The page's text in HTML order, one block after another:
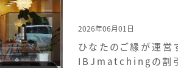
2026年06月01日
ひなたのご縁が運営
IBJmatchingの割引